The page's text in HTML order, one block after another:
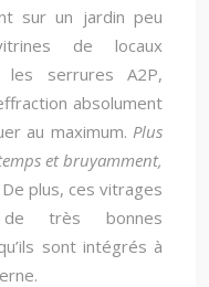
sur un jardin peu
de locaux
les serrures A2P,
absolument
au maximum. Plus
et bruyamment,
De plus, ces vitrages
de très bonnes
sont intégrés à